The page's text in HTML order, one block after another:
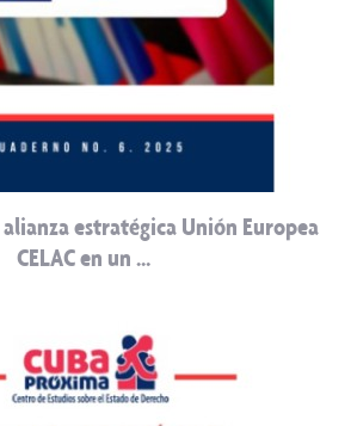
estratégica Unión Europea
CELAC en un …